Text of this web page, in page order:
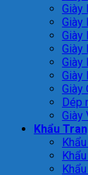
Giày
Giày
Giày
Giày
Giày
Giày
Giày
Dép
Giày
Khẩu